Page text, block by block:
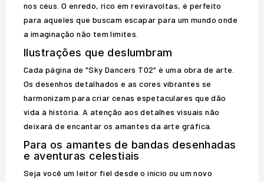
nos céus. O enredo, rico em reviravoltas, é perfeito
para aqueles que buscam escapar para um mundo onde
a imaginação não tem limites.
Ilustrações que deslumbram
Cada página de "Sky Dancers T02" é uma obra de arte.
Os desenhos detalhados e as cores vibrantes se
harmonizam para criar cenas espetaculares que dão
vida à história. A atenção aos detalhes visuais não
deixará de encantar os amantes da arte gráfica.
Para os amantes de bandas desenhadas
e aventuras celestiais
Seja você um leitor fiel desde o início ou um novo